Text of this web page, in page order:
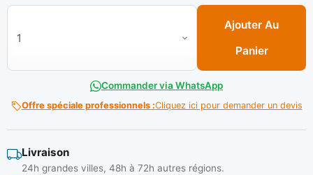
quantité de Boulonneuse à choc pneumatique 1/2" Réf:
Ajouter Au
Panier
Commander via WhatsApp
Offre spéciale professionnels :Cliquez ici pour demander un devis
Livraison
24h grandes villes, 48h à 72h autres régions.